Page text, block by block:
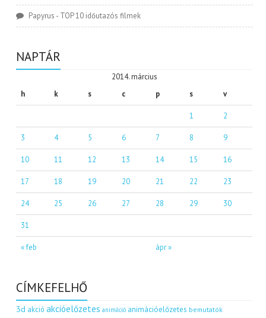
Papyrus - TOP 10 időutazós filmek
NAPTÁR
2014. március
h
k s c p s v
« feb ápr »
1 2
3 4 5 6 7 8 9
10 11 12 13 14 15 16
17 18 19 20 21 22 23
24 25 26 27 28 29 30
31
CÍMKEFELHŐ
3d akció akcióelőzetes animáció animációelőzetes bemutatók